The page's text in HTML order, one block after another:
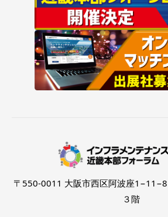
〒550-0011 大阪市西区阿波座
３階